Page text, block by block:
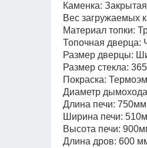
Каменка: Закрытая
Вес загружаемых
Материал топки:
Топочная дверца:
Размер дверцы:
Размер стекла:
Покраска:
Диаметр
Длина печи: 750мм
Ширина печи:
Высота печи:
Длина дров: 600